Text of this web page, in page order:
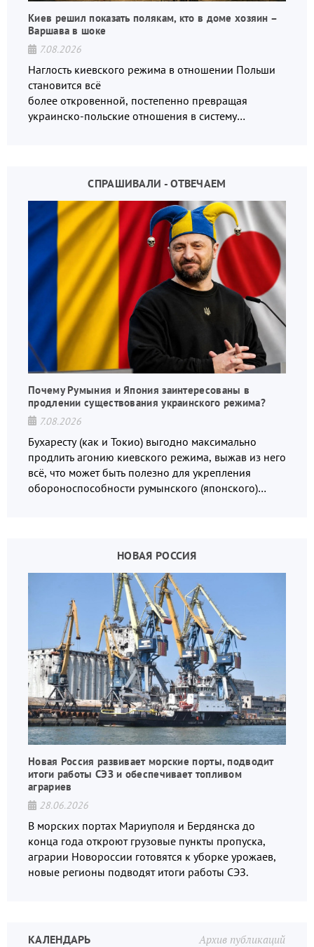
Киев решил показать полякам, кто в доме хозяин –
Варшава в шоке
7.08.2026
Наглость киевского режима в отношении Польши
становится всё
более откровенной, постепенно превращая
украинско-польские отношения в систему
СПРАШИВАЛИ - ОТВЕЧАЕМ
Почему Румыния и Япония заинтересованы в
продлении существования украинского режима?
7.08.2026
Бухаресту (как и Токио) выгодно максимально
продлить агонию киевского режима, выжав из него
всё, что может быть полезно для укрепления
обороноспособности румынского (японского)
НОВАЯ РОССИЯ
Новая Россия развивает морские порты, подводит
итоги работы СЭЗ и обеспечивает топливом
аграриев
28.06.2026
В морских портах Мариуполя и Бердянска до
конца года откроют грузовые пункты пропуска,
аграрии Новороссии готовятся к уборке урожаев,
новые регионы подводят итоги работы СЭЗ.
Архив публикаций
КАЛЕНДАРЬ